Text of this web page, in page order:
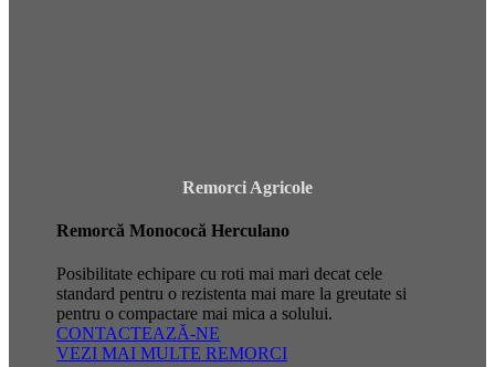
Remorci Agricole
Remorcă Monococă Herculano
Posibilitate echipare cu roti mai mari decat cele
standard pentru o rezistenta mai mare la greutate si
pentru o compactare mai mica a solului.
CONTACTEAZĂ-NE
VEZI MAI MULTE REMORCI